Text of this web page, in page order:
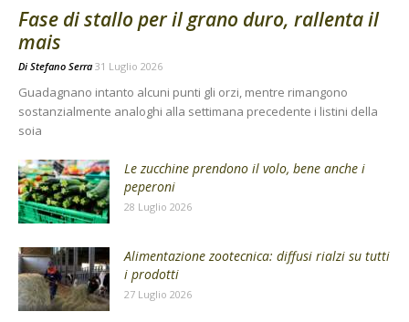
Fase di stallo per il grano duro, rallenta il
mais
Di Stefano Serra 31 Luglio 2026
Guadagnano intanto alcuni punti gli orzi, mentre rimangono
sostanzialmente analoghi alla settimana precedente i listini della
soia
Le zucchine prendono il volo, bene anche i
peperoni
28 Luglio 2026
Alimentazione zootecnica: diffusi rialzi su tutti
i prodotti
27 Luglio 2026